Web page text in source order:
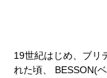
19世紀はじめ、ブリ
れた頃、 BESSON(